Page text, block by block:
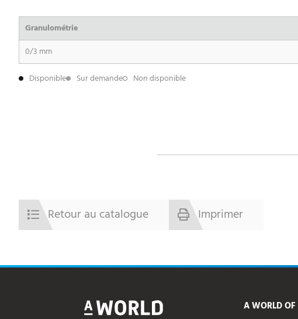
Granulométrie
0/3 mm
Disponible
Sur demande Non disponible
Retour au catalogue Imprimer
A WORLD OF